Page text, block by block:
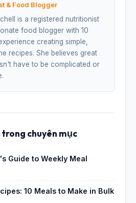
& Food Blogger
is a registered nutritionist
food blogger with 10
creating simple,
recipes. She believes great
have to be complicated or
chuyên mục
Guide to Weekly Meal
10 Meals to Make in Bulk